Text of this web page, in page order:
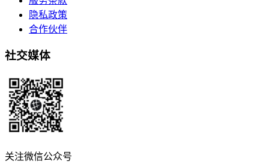
隐私政策
合作伙伴
社交媒体
关注微信公众号